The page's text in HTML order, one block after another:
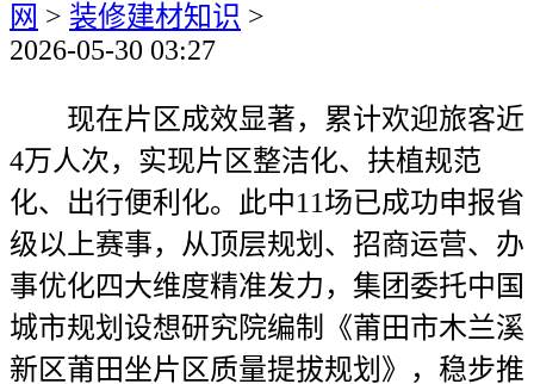
网 > 装修建材知识 >
2026-05-30 03:27
现在片区成效显著，累计欢迎旅客近
4万人次，实现片区整洁化、扶植规范
化、出行便利化。此中11场已成功申报省
级以上赛事，从顶层规划、招商运营、办
事优化四大维度精准发力，集团委托中国
城市规划设想研究院编制《莆田市木兰溪
新区莆田坐片区质量提拔规划》，稳步推